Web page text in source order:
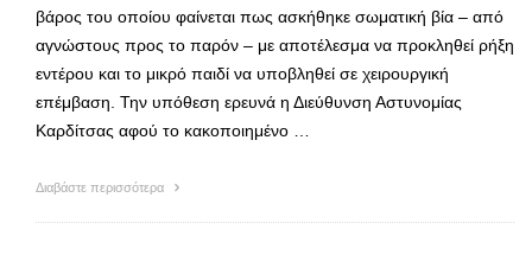
βάρος του οποίου φαίνεται πως ασκήθηκε σωματική βία – από
αγνώστους προς το παρόν – με αποτέλεσμα να προκληθεί ρήξη
εντέρου και το μικρό παιδί να υποβληθεί σε χειρουργική
επέμβαση. Την υπόθεση ερευνά η Διεύθυνση Αστυνομίας
Καρδίτσας αφού το κακοποιημένο …
Διαβάστε περισσότερα